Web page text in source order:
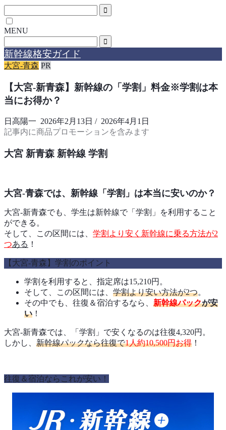
MENU
新幹線格安ガイド
大宮-青森 PR
【大宮-新青森】新幹線の「学割」料金※学割は本
当にお得か？
日高陽一 2026年2月13日 / 2026年4月1日
記事内に商品プロモーションを含みます
大宮 新青森 新幹線 学割
大宮‐青森では、 新幹線「学割」は本当に安いのか？
大宮‐新青森でも、学生は新幹線で「学割」を利用すること
ができる。
そして、この区間には、 学割より安く新幹線に乗る方法が2
つある ！
【大宮‐青森】学割のポイント
学割を利用すると、指定席は15,210円。
そして、この区間には、 学割より安い方法が2つ。
その中でも、往復＆宿泊するなら、 新幹線パックが安
い ！
大宮‐新青森では、「学割」で安くなるのは往復4,320円。
しかし、 新幹線パックなら往復で1人約10,500円お得 ！
往復＆宿泊ならこれが安い！